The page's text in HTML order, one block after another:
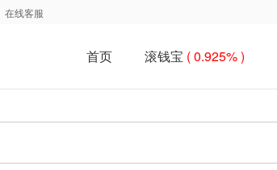
在线客服
首页 滚钱宝 ( 0.925% )